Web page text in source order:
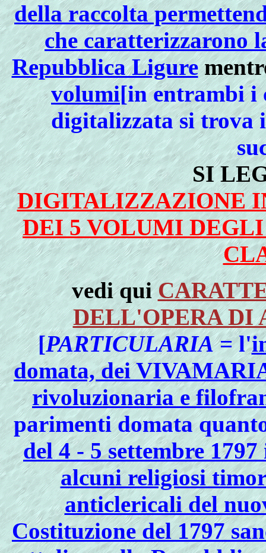
della raccolta
che caratterizzarono
Repubblica Ligure
volumi[in entrambi i
digitalizzata si trova
SI
DIGITALIZZAZIONE
DEI 5 VOLUMI
vedi qui
DELL'OPERA DI
[PARTICULARIA= l'
domata, dei
rivoluzionaria e
parimenti domata
del 4 - 5 settembre
alcuni religiosi
anticlericali del
Costituzione del 1797